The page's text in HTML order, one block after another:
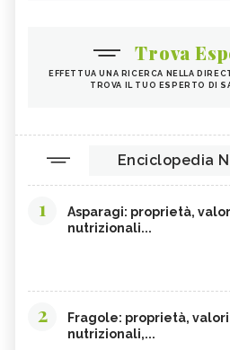
Trova
EFFETTUA UNA RICERCA NELLA
TROVA IL TUO ESPERTO DI
Enciclopedia
1
Asparagi: proprietà,
nutrizionali...
2
Fragole: proprietà, valori
nutrizionali,...